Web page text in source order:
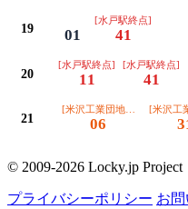
19 01
[水戸駅終点]
41
20
[水戸駅終点]
11
[水戸駅終点]
41
21
[米沢工業団地経由 吉沢車
06
[米沢工
© 2009-2026 Locky.jp Project
プライバシーポリシー お